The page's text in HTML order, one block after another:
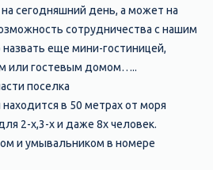
сегодняшний день, а может на
сотрудничества с нашим
назвать еще мини-гостиницей,
или гостевым домом…..
поселка
в 50 метрах от моря
2-х,3-х и даже 8х человек.
и умывальником в номере